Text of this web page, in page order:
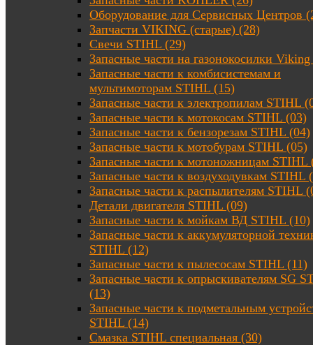
Оборудование для Сервисных Центров
Запчасти VIKING (старые) (28)
Свечи STIHL (29)
Запасные части на газонокосилки
Запасные части к комбисистемам и
мультимоторам STIHL (15)
Запасные части к электропилам STIHL
Запасные части к мотокосам STIHL (03)
Запасные части к бензорезам STIHL (04)
Запасные части к мотобурам STIHL (05)
Запасные части к мотоножницам STIHL
Запасные части к воздуходувкам STIHL
Запасные части к распылителям STIHL
Детали двигателя STIHL (09)
Запасные части к мойкам ВД STIHL (10)
Запасные части к аккумуляторной
STIHL (12)
Запасные части к пылесосам STIHL (11)
Запасные части к опрыскивателям SG
(13)
Запасные части к подметальным
STIHL (14)
Смазка STIHL специальная (30)